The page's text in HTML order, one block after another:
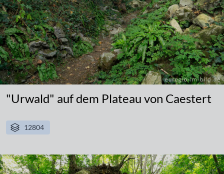
"Urwald" auf dem Plateau von Caestert
12804